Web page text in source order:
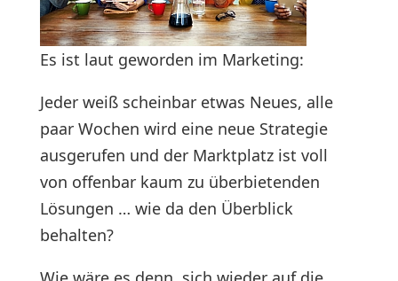
Es ist laut geworden im Marketing:
Jeder weiß scheinbar etwas Neues, alle
paar Wochen wird eine neue Strategie
ausgerufen und der Marktplatz ist voll
von offenbar kaum zu überbietenden
Lösungen … wie da den Überblick
behalten?